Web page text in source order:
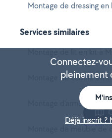
Montage de dressing en
Services similaires
Montage de cuisine en
Montage d'armoire en
Connectez-
pleinement
Déjà inscrit ?